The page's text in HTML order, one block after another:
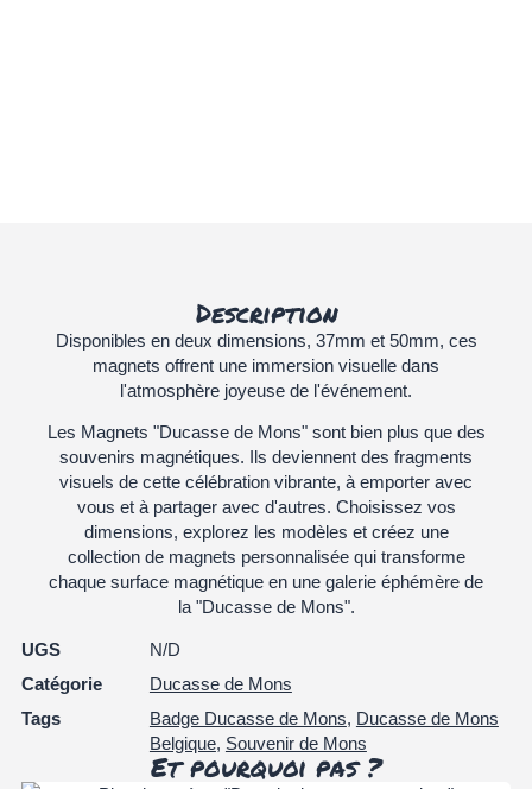
Description
Disponibles en deux dimensions, 37mm et 50mm, ces
magnets offrent une immersion visuelle dans
l'atmosphère joyeuse de l'événement.
Les Magnets "Ducasse de Mons" sont bien plus que des
souvenirs magnétiques. Ils deviennent des fragments
visuels de cette célébration vibrante, à emporter avec
vous et à partager avec d'autres. Choisissez vos
dimensions, explorez les modèles et créez une
collection de magnets personnalisée qui transforme
chaque surface magnétique en une galerie éphémère de
la "Ducasse de Mons".
UGS
N/D
Catégorie
Ducasse de Mons
Tags
Badge Ducasse de Mons, Ducasse de Mons
Belgique, Souvenir de Mons
Et pourquoi pas ?